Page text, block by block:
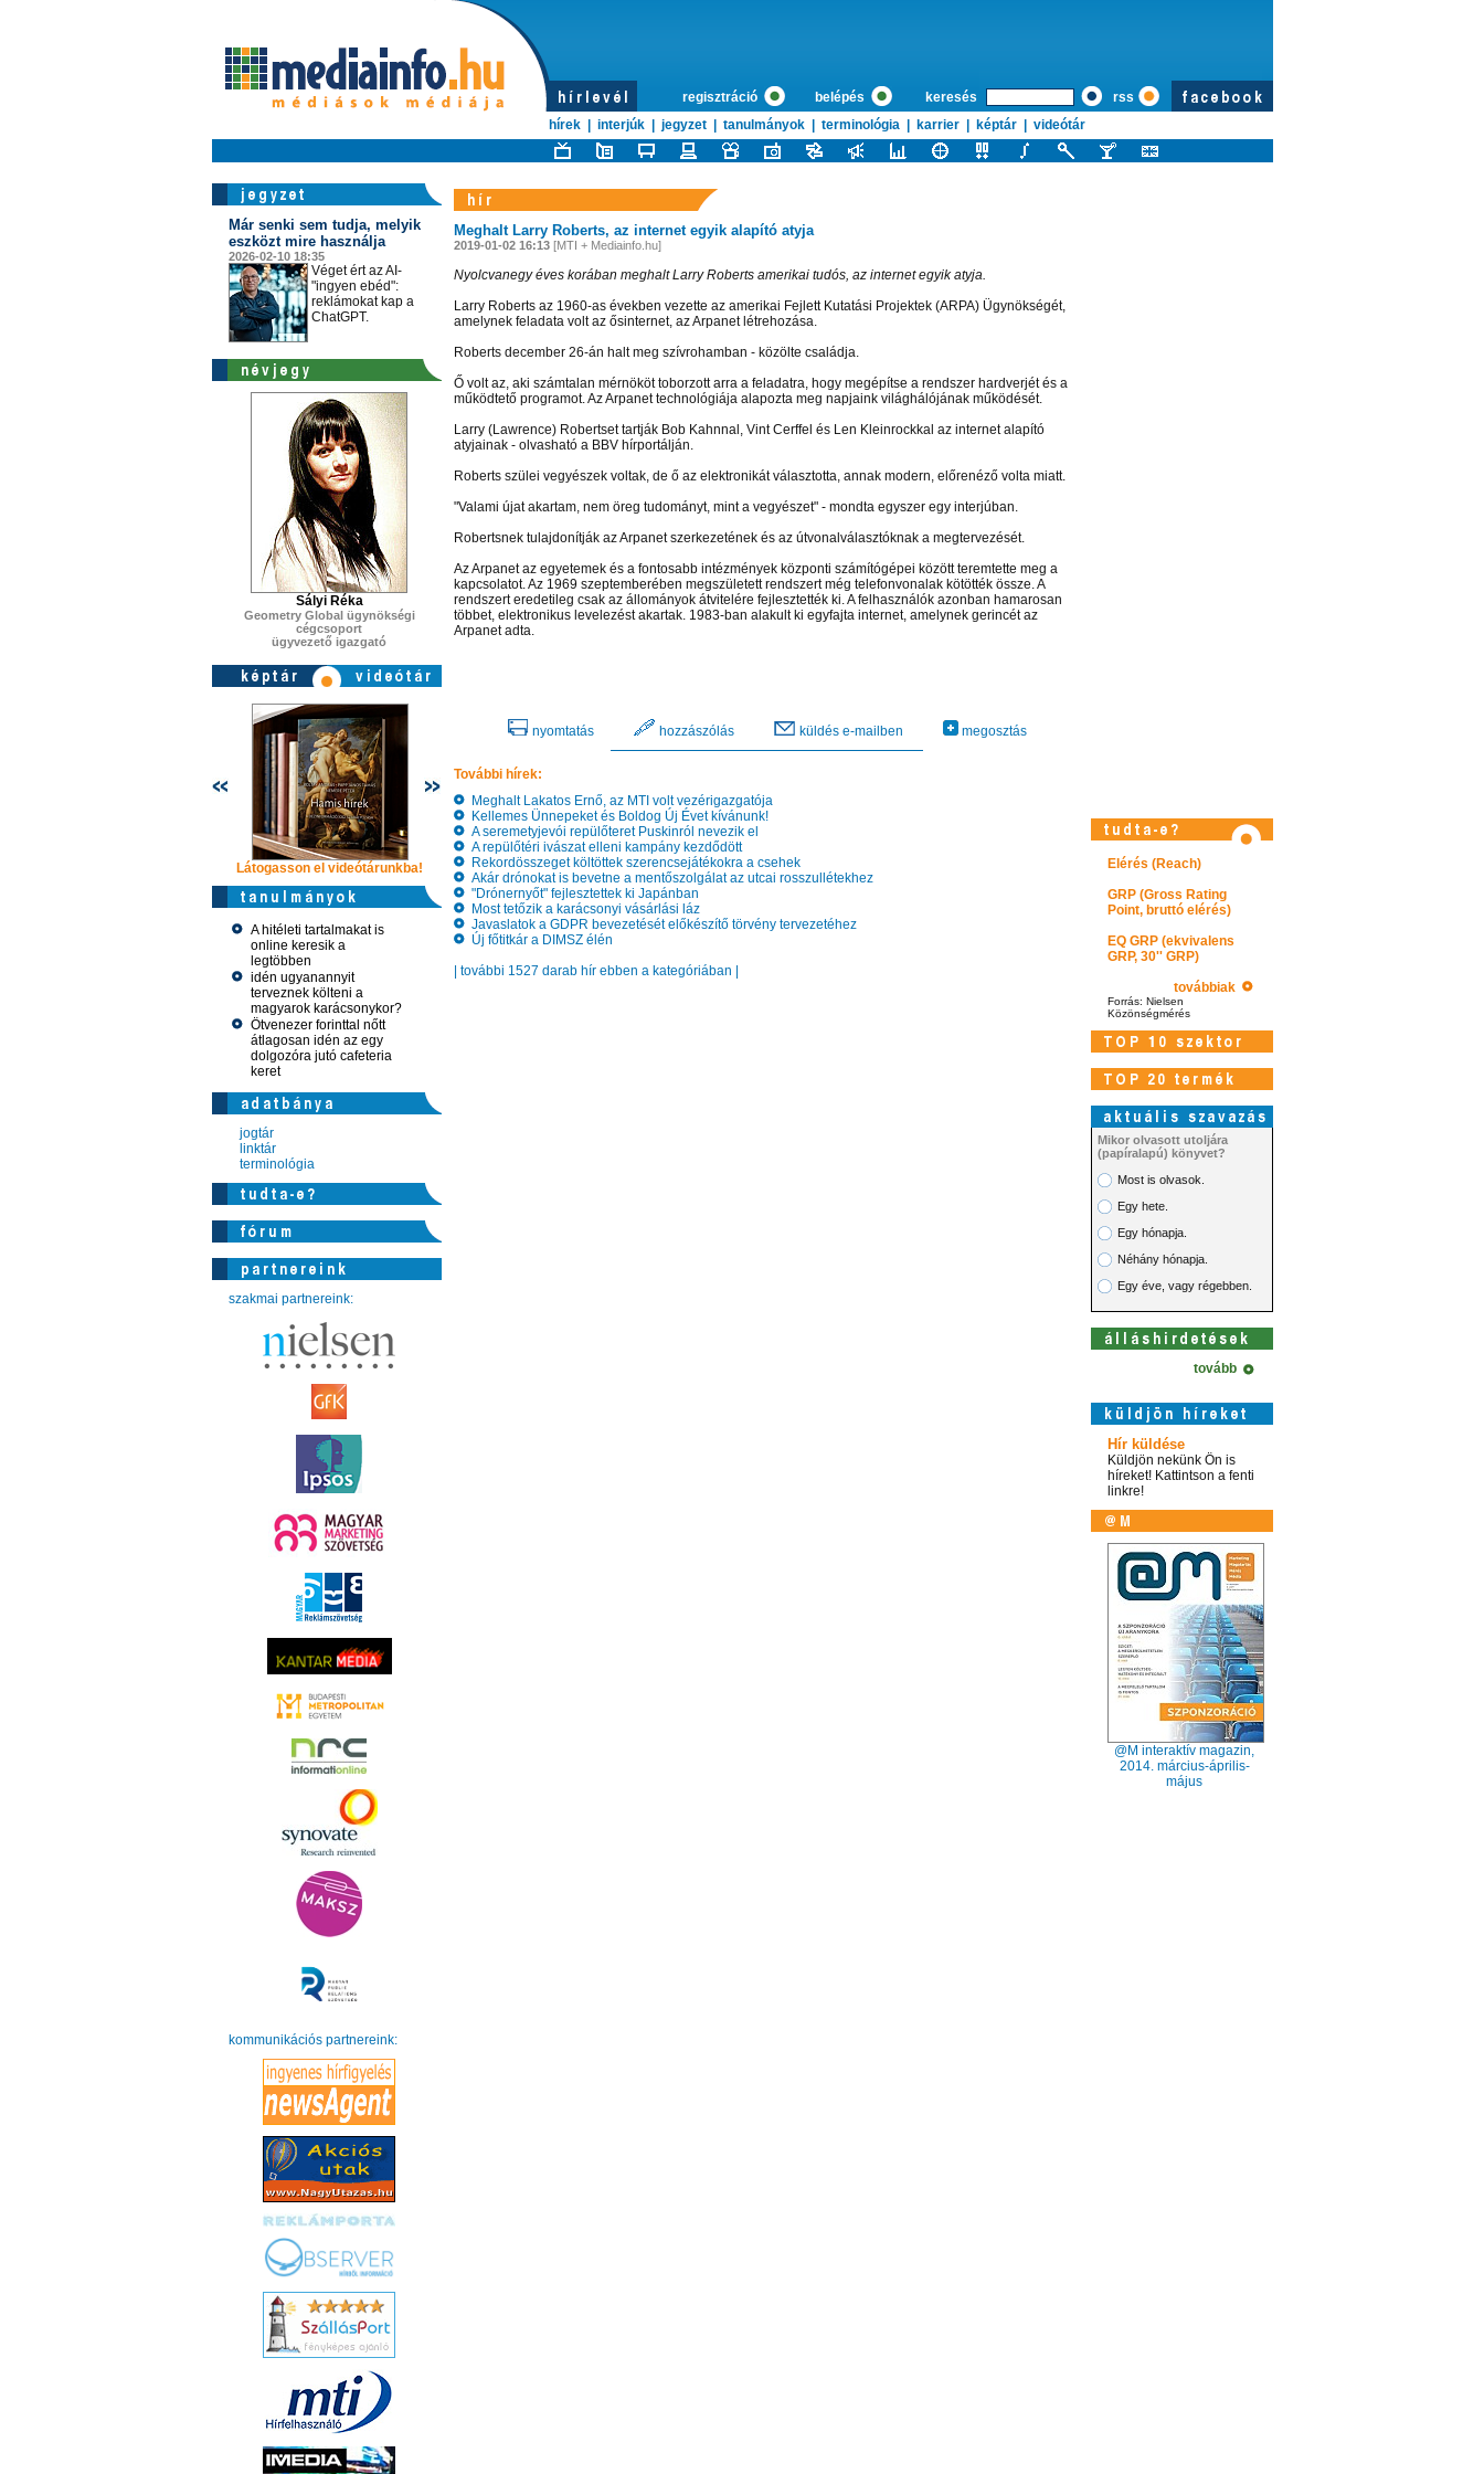
regisztráció belépés keresés
rss
hírek
interjúk jegyzet tanulmányok terminológia karrier képtár videótár
Már senki sem tudja, melyik
eszközt mire használja
2026-02-10 18:35
Véget ért az AI-
"ingyen ebéd":
reklámokat kap a
ChatGPT.
Sályi Réka
Geometry Global ügynökségi
cégcsoport
ügyvezető igazgató
Látogasson el videótárunkba! Látogasson el videótárunkba!Látogasson el videótárunkba!Látogasson el videótárunkba! Látogasson el videótárunkba!
A hitéleti tartalmakat is
online keresik a
legtöbben
idén ugyanannyit
terveznek költeni a
magyarok karácsonykor?
Ötvenezer forinttal nőtt
átlagosan idén az egy
dolgozóra jutó cafeteria
keret
jogtár
linktár
terminológia
szakmai partnereink:
kommunikációs partnereink:
Meghalt Larry Roberts, az internet egyik alapító atyja
2019-01-02 16:13[MTI + Mediainfo.hu]
Nyolcvanegy éves korában meghalt Larry Roberts amerikai tudós, az internet egyik atyja.
Larry Roberts az 1960-as években vezette az amerikai Fejlett Kutatási Projektek (ARPA) Ügynökségét,
amelynek feladata volt az ősinternet, az Arpanet létrehozása.
Roberts december 26-án halt meg szívrohamban - közölte családja.
Ő volt az, aki számtalan mérnököt toborzott arra a feladatra, hogy megépítse a rendszer hardverjét és a
működtető programot. Az Arpanet technológiája alapozta meg napjaink világhálójának működését.
Larry (Lawrence) Robertset tartják Bob Kahnnal, Vint Cerffel és Len Kleinrockkal az internet alapító
atyjainak - olvasható a BBV hírportálján.
Roberts szülei vegyészek voltak, de ő az elektronikát választotta, annak modern, előrenéző volta miatt.
"Valami újat akartam, nem öreg tudományt, mint a vegyészet" - mondta egyszer egy interjúban.
Robertsnek tulajdonítják az Arpanet szerkezetének és az útvonalválasztóknak a megtervezését.
Az Arpanet az egyetemek és a fontosabb intézmények központi számítógépei között teremtette meg a
kapcsolatot. Az 1969 szeptemberében megszületett rendszert még telefonvonalak kötötték össze. A
rendszert eredetileg csak az állományok átvitelére fejlesztették ki. A felhasználók azonban hamarosan
többet, elektronikus levelezést akartak. 1983-ban alakult ki egyfajta internet, amelynek gerincét az
Arpanet adta.
nyomtatás hozzászólás küldés e-mailben megosztás
További hírek:
Meghalt Lakatos Ernő, az MTI volt vezérigazgatója
Kellemes Ünnepeket és Boldog Új Évet kívánunk!
A seremetyjevói repülőteret Puskinról nevezik el
A repülőtéri ivászat elleni kampány kezdődött
Rekordösszeget költöttek szerencsejátékokra a csehek
Akár drónokat is bevetne a mentőszolgálat az utcai rosszullétekhez
"Drónernyőt" fejlesztettek ki Japánban
Most tetőzik a karácsonyi vásárlási láz
Javaslatok a GDPR bevezetését előkészítő törvény tervezetéhez
Új főtitkár a DIMSZ élén
| további 1527 darab hír ebben a kategóriában |
Elérés (Reach)
GRP (Gross Rating
Point, bruttó elérés)
EQ GRP (ekvivalens
GRP, 30'' GRP)
továbbiak
Forrás: Nielsen
Közönségmérés
Mikor olvasott utoljára
(papíralapú) könyvet?
Most is olvasok.
Egy hete.
Egy hónapja.
Néhány hónapja.
Egy éve, vagy régebben.
tovább
Hír küldése
Küldjön nekünk Ön is
híreket! Kattintson a fenti
linkre!
@M interaktív magazin,
2014. március-április-
május